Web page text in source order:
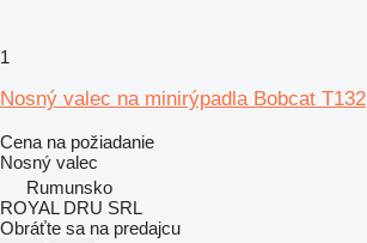
1
Nosný valec na minirýpadla Bobcat T132
Cena na požiadanie
Nosný valec
Rumunsko
ROYAL DRU SRL
Obráťte sa na predajcu